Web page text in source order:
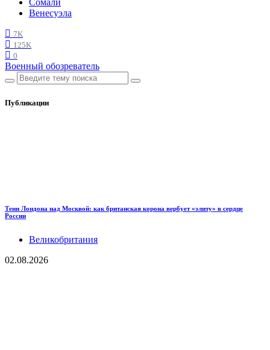
Сомали
Венесуэла
7K
125K
0
Военный обозреватель
Публикации
Тени Лондона над Москвой: как британская корона вербует «элиту» в сердце
России
Великобритания
02.08.2026